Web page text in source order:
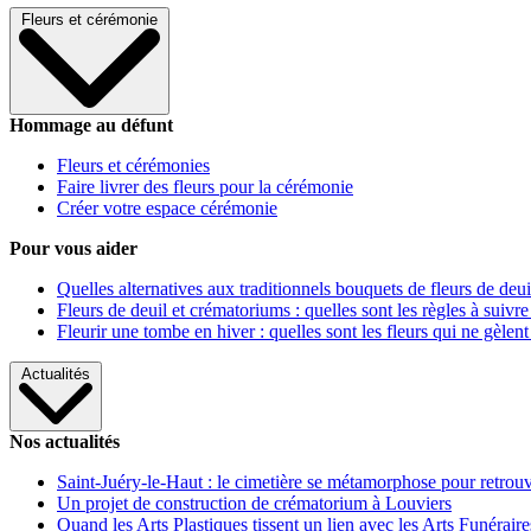
Fleurs et cérémonie
Hommage au défunt
Fleurs et cérémonies
Faire livrer des fleurs pour la cérémonie
Créer votre espace cérémonie
Pour vous aider
Quelles alternatives aux traditionnels bouquets de fleurs de
Fleurs de deuil et crématoriums : quelles sont les règles à
Fleurir une tombe en hiver : quelles sont les fleurs qui ne gèlent
Actualités
Nos actualités
Saint-Juéry-le-Haut : le cimetière se métamorphose pour
Un projet de construction de crématorium à Louviers
Quand les Arts Plastiques tissent un lien avec les Arts